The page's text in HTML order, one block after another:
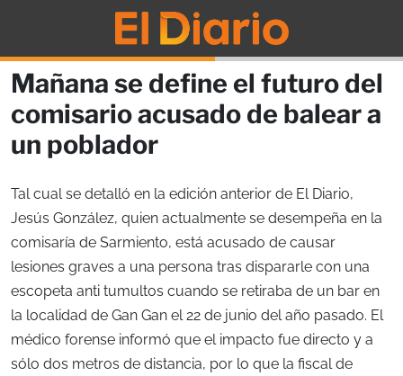
Mañana se define el futuro del
comisario acusado de balear a
un poblador
Tal cual se detalló en la edición anterior de El Diario,
Jesús González, quien actualmente se desempeña en la
comisaría de Sarmiento, está acusado de causar
lesiones graves a una persona tras dispararle con una
escopeta anti tumultos cuando se retiraba de un bar en
la localidad de Gan Gan el 22 de junio del año pasado. El
médico forense informó que el impacto fue directo y a
sólo dos metros de distancia, por lo que la fiscal de